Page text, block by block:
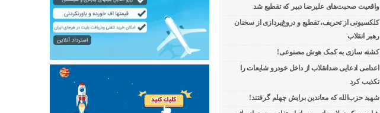
واقعیت صحبت‌های علیرضا دبیر که تقطیع شد
کلکسیونی از تحریف، تقطیع و دروغ‌پردازی از سخنان
رهبر انقلاب
کشته سازی به کمک هوش مصنوعی!
اعدامی ادعایی ضدانقلاب از داخل خودرو شایعات را
تکذیب کرد
شهید حزب‌الله که معاندین برایش چهلم گرفتند!